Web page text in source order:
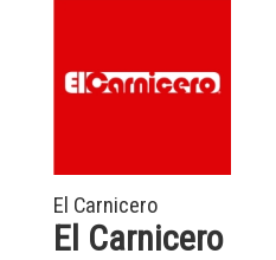
El Carnicero
El Carnicero